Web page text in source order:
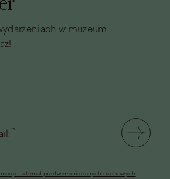
w muzeum.
*
na temat przetwarzania danych osobowych